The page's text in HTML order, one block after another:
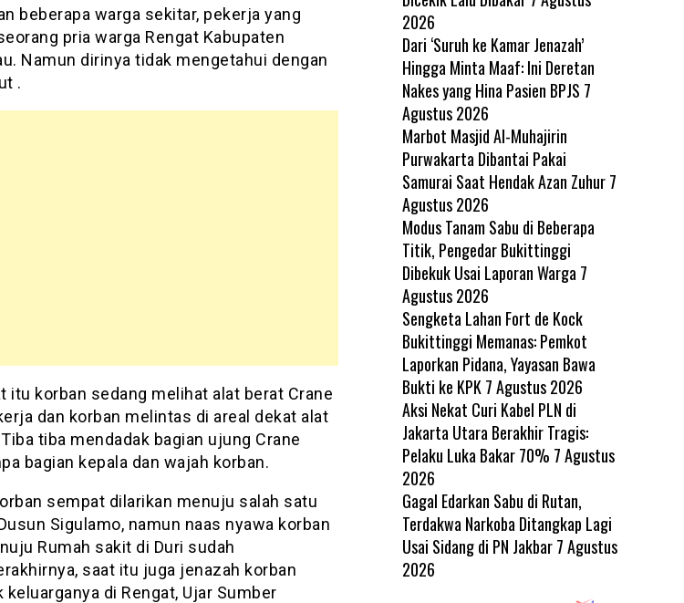
beberapa warga sekitar, pekerja yang
pria warga Rengat Kabupaten
Namun dirinya tidak mengetahui dengan
.
itu korban sedang melihat alat berat Crane
dan korban melintas di areal dekat alat
tiba mendadak bagian ujung Crane
bagian kepala dan wajah korban.
sempat dilarikan menuju salah satu
Sigulamo, namun naas nyawa korban
Rumah sakit di Duri sudah
saat itu juga jenazah korban
di Rengat, Ujar Sumber
2026
Dari ‘Suruh ke Kamar Jenazah’
Hingga Minta Maaf: Ini Deretan
Nakes yang Hina Pasien BPJS 7
Agustus 2026
Marbot Masjid Al-Muhajirin
Purwakarta Dibantai Pakai
Samurai Saat Hendak Azan Zuhur 7
Agustus 2026
Modus Tanam Sabu di Beberapa
Titik, Pengedar Bukittinggi
Dibekuk Usai Laporan Warga 7
Agustus 2026
Sengketa Lahan Fort de Kock
Bukittinggi Memanas: Pemkot
Laporkan Pidana, Yayasan Bawa
Bukti ke KPK 7 Agustus 2026
Aksi Nekat Curi Kabel PLN di
Jakarta Utara Berakhir Tragis:
Pelaku Luka Bakar 70% 7 Agustus
2026
Gagal Edarkan Sabu di Rutan,
Terdakwa Narkoba Ditangkap Lagi
Usai Sidang di PN Jakbar 7 Agustus
2026